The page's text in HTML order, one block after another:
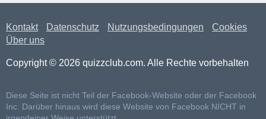
Kontakt Datenschutz Nutzungsbedingungen
Cookies
Über uns
Copyright © 2026 quizzclub.com. Alle Rechte vorbehalten
Diese Seite ist nicht Teil der Facebook-Website oder der Facebook
Inc. Darüber hinaus wird diese Website von Facebook NICHT in